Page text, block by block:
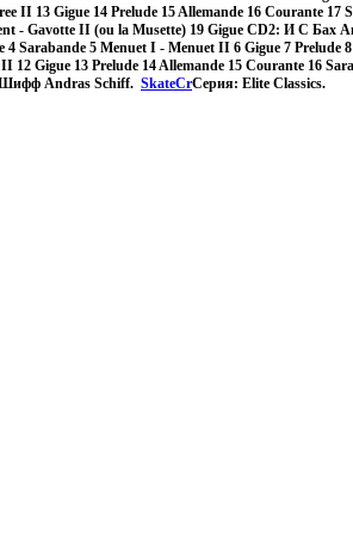
II 13 Gigue 14 Prelude 15 Allemande 16 Courante 17
- Gavotte II (ou la Musette) 19 Gigue CD2: И С
4 Sarabande 5 Menuet I - Menuet II 6 Gigue 7 Prelude
12 Gigue 13 Prelude 14 Allemande 15 Courante 16
Andras Schiff. SkateCrСерия: Elite Classics.